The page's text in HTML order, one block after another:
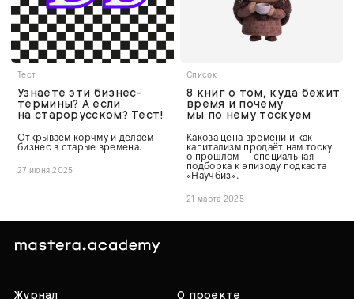
Тест
Узнаете эти бизнес-
термины? А если
на старорусском? Тест!
Открываем корчму и делаем
бизнес в старые времена.
27 июня 2025
Список
8 книг о том, куда бежит
время и почему
мы по нему тоскуем
Какова цена времени и как
капитализм продаёт нам тоску
о прошлом — специальная
подборка к эпизоду подкаста
«Научбиз».
21 марта 2025
Журнал
О проекте